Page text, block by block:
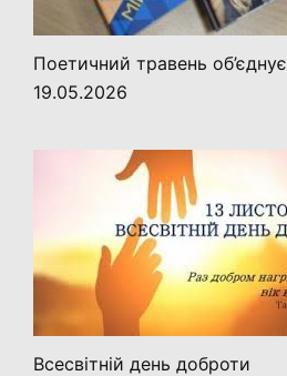
Поетичний травень об’єднує
19.05.2026
Всесвітній день доброти